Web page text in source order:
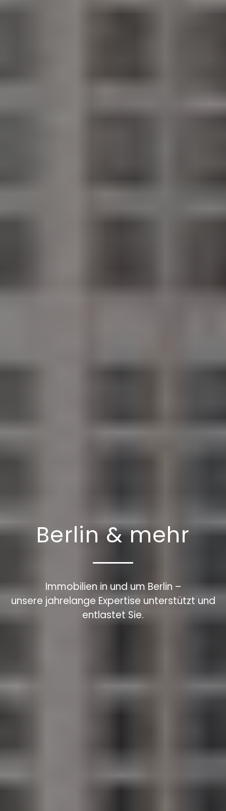
Berlin & mehr
Immobilien in und um Berlin –
unsere jahrelange Expertise unterstützt und
entlastet Sie.